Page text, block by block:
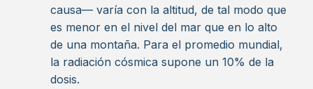
causa— varía con la altitud, de tal modo que
es menor en el nivel del mar que en lo alto
de una montaña. Para el promedio mundial,
la radiación cósmica supone un 10% de la
dosis.